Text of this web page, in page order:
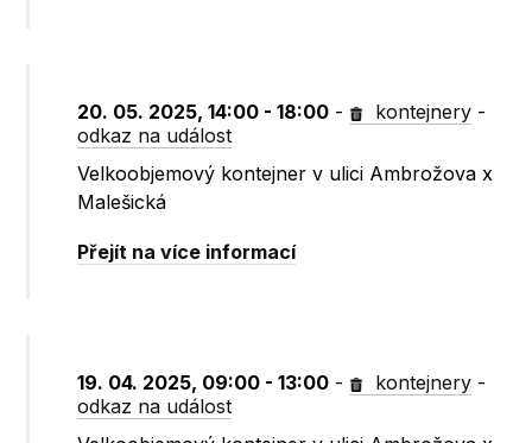
20. 05. 2025, 14:00 - 18:00 - kontejnery -
odkaz na událost
Velkoobjemový kontejner v ulici Ambrožova x
Malešická
Přejít na více informací
19. 04. 2025, 09:00 - 13:00 - kontejnery -
odkaz na událost